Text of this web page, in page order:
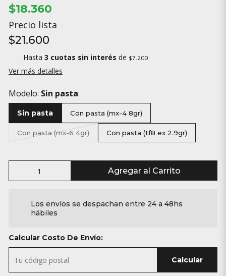
$18.360
Precio lista
$21.600
Hasta 3 cuotas sin interés de $7.200
Ver más detalles
Modelo: Sin pasta
Sin pasta Con pasta (mx-4 8gr)
Con pasta (mx-6 4gr) Con pasta (tf8 ex 2.9gr)
Agregar al Carrito
Los envíos se despachan entre 24 a 48hs
hábiles
Calcular Costo De Envío:
Calcular